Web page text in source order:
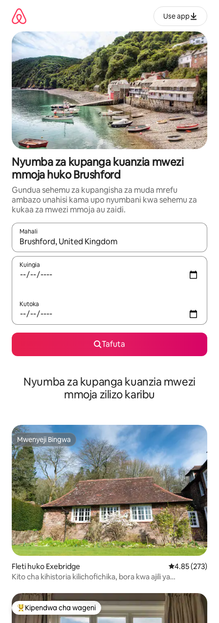
kwenda
kwenye
maudhui
Use app
Nyumba za kupanga kuanzia mwezi
mmoja huko Brushford
Gundua sehemu za kupangisha za muda mrefu
ambazo unahisi kama upo nyumbani kwa sehemu za
kukaa za mwezi mmoja au zaidi.
Mahali
Wakati matokeo yanapatikana, vinjari kwa kutumia vitufe vya
Kuingia
Kutoka
Tafuta
Nyumba za kupanga kuanzia mwezi
mmoja zilizo karibu
Mwenyeji Bingwa
Mwenyeji Bingwa
Fleti huko Exebridge Ukadiriaji wa
4.85 (273)
Kito cha kihistoria kilichofichika, bora kwa ajili ya
Kipendwa maarufu cha wageni
Kipendwa cha wageni